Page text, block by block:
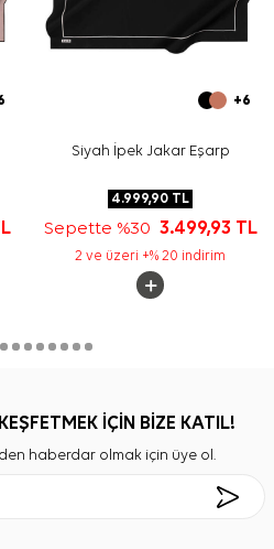
+6
Siyah İpek Jakar Eşarp
4.999,90 TL
Sepette %30 3.499,93 TL
2 ve üzeri +% 20 indirim
İÇİN BİZE KATIL!
haberdar olmak için üye ol.